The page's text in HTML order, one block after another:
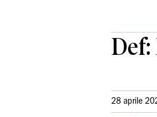
Def:
28 aprile